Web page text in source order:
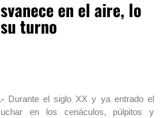
en el aire, lo
turno
Durante el siglo XX y ya entrado el
en los cenáculos, púlpitos y